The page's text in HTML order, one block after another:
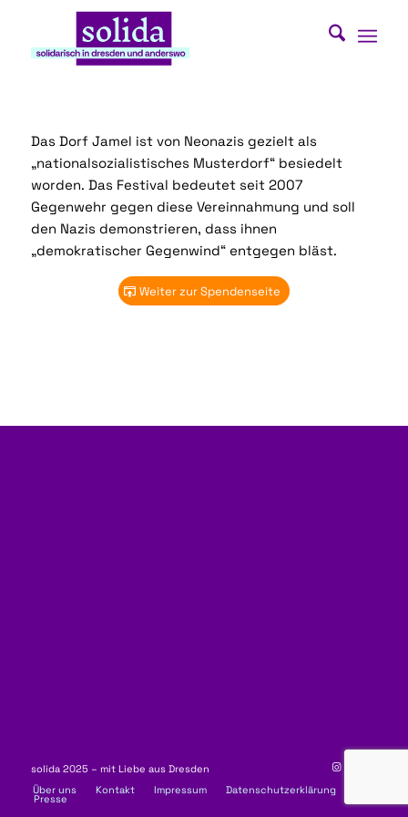
Das Dorf Jamel ist von Neonazis gezielt als
„nationalsozialistisches Musterdorf“ besiedelt
worden. Das Festival bedeutet seit 2007
Gegenwehr gegen diese Vereinnahmung und soll
den Nazis demonstrieren, dass ihnen
„demokratischer Gegenwind“ entgegen bläst.
Weiter zur Spendenseite
solida 2025 – mit Liebe aus Dresden
Über uns
Kontakt Impressum Datenschutzerklärung
Presse